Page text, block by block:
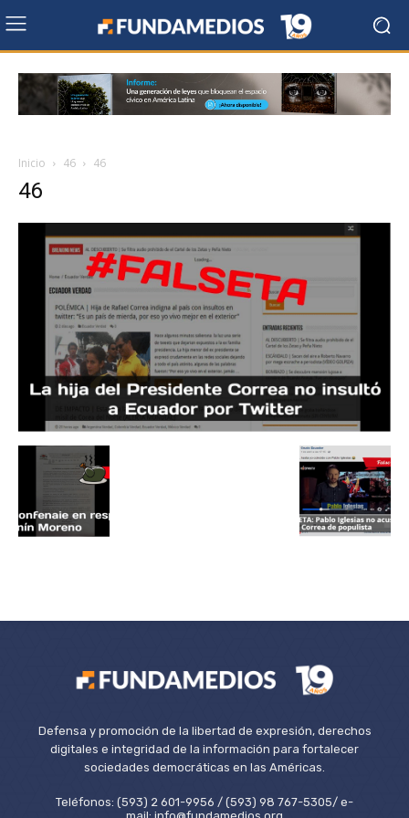
Inicio 46 46
46
Defensa y promoción de la libertad de expresión, derechos
digitales e integridad de la información para fortalecer
sociedades democráticas en las Américas.
Teléfonos: (593) 2 601-9956 / (593) 98 767-5305/ e-